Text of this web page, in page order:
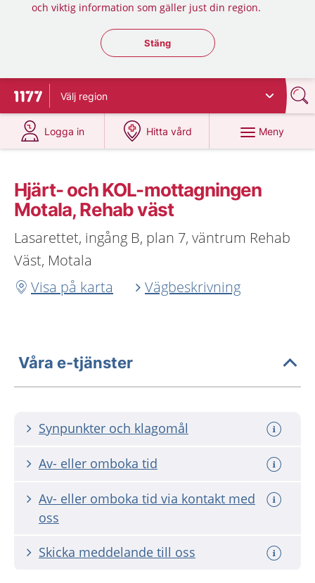
och viktig information som gäller just din region.
Stäng regionsväljaren
Stäng
Till startsidan för 1177
Välj region
Logga in
på 1177.se
Hitta vård
på 1177.se
Meny
Hjärt- och KOL-mottagningen
Motala, Rehab väst
Lasarettet, ingång B, plan 7, väntrum Rehab
Väst, Motala
Visa på karta
Vägbeskrivning
Våra e-tjänster
Synpunkter och klagomål
Av- eller omboka tid
Av- eller omboka tid via kontakt med
oss
Skicka meddelande till oss